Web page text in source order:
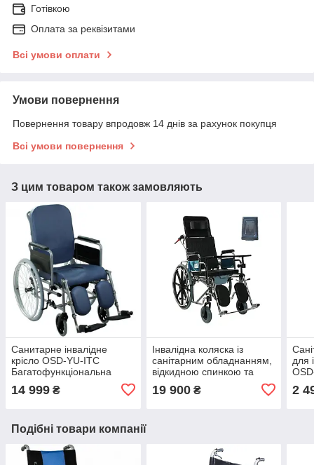
Готівкою
Оплата за реквізитами
Всі умови оплати
Умови повернення
Повернення товару впродовж 14 днів за рахунок покупця
Всі умови повернення
З цим товаром також замовляють
Санитарне інвалідне
крісло OSD-YU-ITC
Багатофункціональна
санітарним обладнанням
14 999 ₴
Інвалідна коляска із
санітарним обладнанням,
відкидною спинкою та
Karadeniz Medikal G124
19 900₴
для
2
Подібні товари компанії